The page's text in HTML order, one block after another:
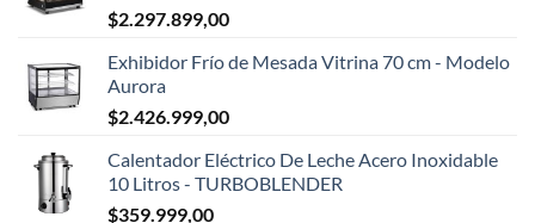
$2.297.899,00
Exhibidor Frío de Mesada Vitrina 70 cm - Modelo
Aurora
$2.426.999,00
Calentador Eléctrico De Leche Acero Inoxidable
10 Litros - TURBOBLENDER
$359.999,00